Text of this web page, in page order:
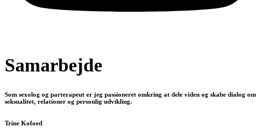
Samarbejde
Som sexolog og parterapeut er jeg passioneret omkring at dele viden og skabe dialog om
seksualitet, relationer og personlig udvikling.
Trine Kofoed